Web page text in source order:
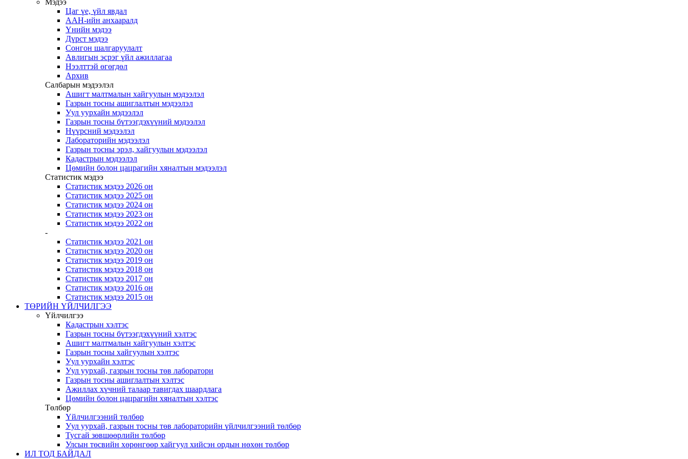
Мэдээ
Цаг үе, үйл явдал
ААН-ийн анхааралд
Үнийн мэдээ
Дүрст мэдээ
Сонгон шалгаруулалт
Авлигын эсрэг үйл ажиллагаа
Нээлттэй өгөгдөл
Архив
Салбарын мэдээлэл
Ашигт малтмалын хайгуулын мэдээлэл
Газрын тосны ашиглалтын мэдээлэл
Уул уурхайн мэдээлэл
Газрын тосны бүтээгдэхүүний мэдээлэл
Нүүрсний мэдээлэл
Лабораторийн мэдээлэл
Газрын тосны эрэл, хайгуулын мэдээлэл
Кадастрын мэдээлэл
Цөмийн болон цацрагийн хяналтын мэдээлэл
Статистик мэдээ
Статистик мэдээ 2026 он
Статистик мэдээ 2025 он
Статистик мэдээ 2024 он
Статистик мэдээ 2023 он
Статистик мэдээ 2022 он
-
Статистик мэдээ 2021 он
Статистик мэдээ 2020 он
Статистик мэдээ 2019 он
Статистик мэдээ 2018 он
Статистик мэдээ 2017 он
Статистик мэдээ 2016 он
Статистик мэдээ 2015 он
ТӨРИЙН ҮЙЛЧИЛГЭЭ
Үйлчилгээ
Кадастрын хэлтэс
Газрын тосны бүтээгдэхүүний хэлтэс
Ашигт малтмалын хайгуулын хэлтэс
Газрын тосны хайгуулын хэлтэс
Уул уурхайн хэлтэс
Уул уурхай, газрын тосны төв лаборатори
Газрын тосны ашиглалтын хэлтэс
Ажиллах хүчний талаар тавигдах шаардлага
Цөмийн болон цацрагийн хяналтын хэлтэс
Төлбөр
Үйлчилгээний төлбөр
Уул уурхай, газрын тосны төв лабораторийн үйлчилгээний төлбөр
Тусгай зөвшөөрлийн төлбөр
Улсын төсвийн хөрөнгөөр хайгуул хийсэн ордын нөхөн төлбөр
ИЛ ТОД БАЙДАЛ